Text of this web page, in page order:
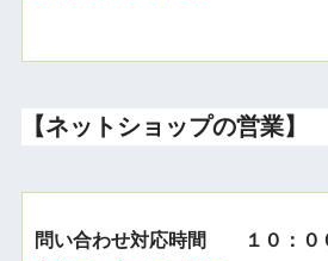
【ネットショップの営業】
問い合わせ対応時間 １０：０